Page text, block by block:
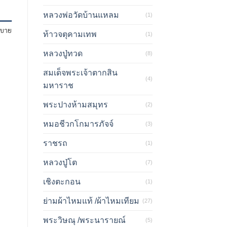
าย
หลวงพ่อวัดบ้านแหลม (1)
ท้าวจตุคามเทพ (1)
หลวงปู่ทวด (8)
สมเด็จพระเจ้าตากสิน
มหาราช
(4)
พระปางห้ามสมุทร (2)
หมอชีวกโกมารภัจจ์ (3)
ราชรถ (1)
หลวงปู่โต (7)
เชิงตะกอน (1)
ย่ามผ้าไหมแท้ /ผ้าไหมเทียม (27)
พระวิษณุ /พระนารายณ์ (5)